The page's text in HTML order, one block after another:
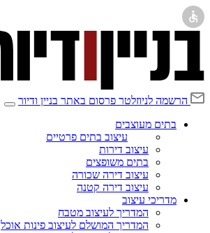
הרשמה לניוזלטר פרסום באתר בניין ודיור
בתים מעוצבים
עיצוב בתים פרטיים
עיצוב דירות
בתים משופצים
עיצוב דירה שכורה
עיצוב דירה קטנה
מדריכי עיצוב
המדריך לעיצוב מטבח
המדריך המושלם לעיצוב פינות אוכל